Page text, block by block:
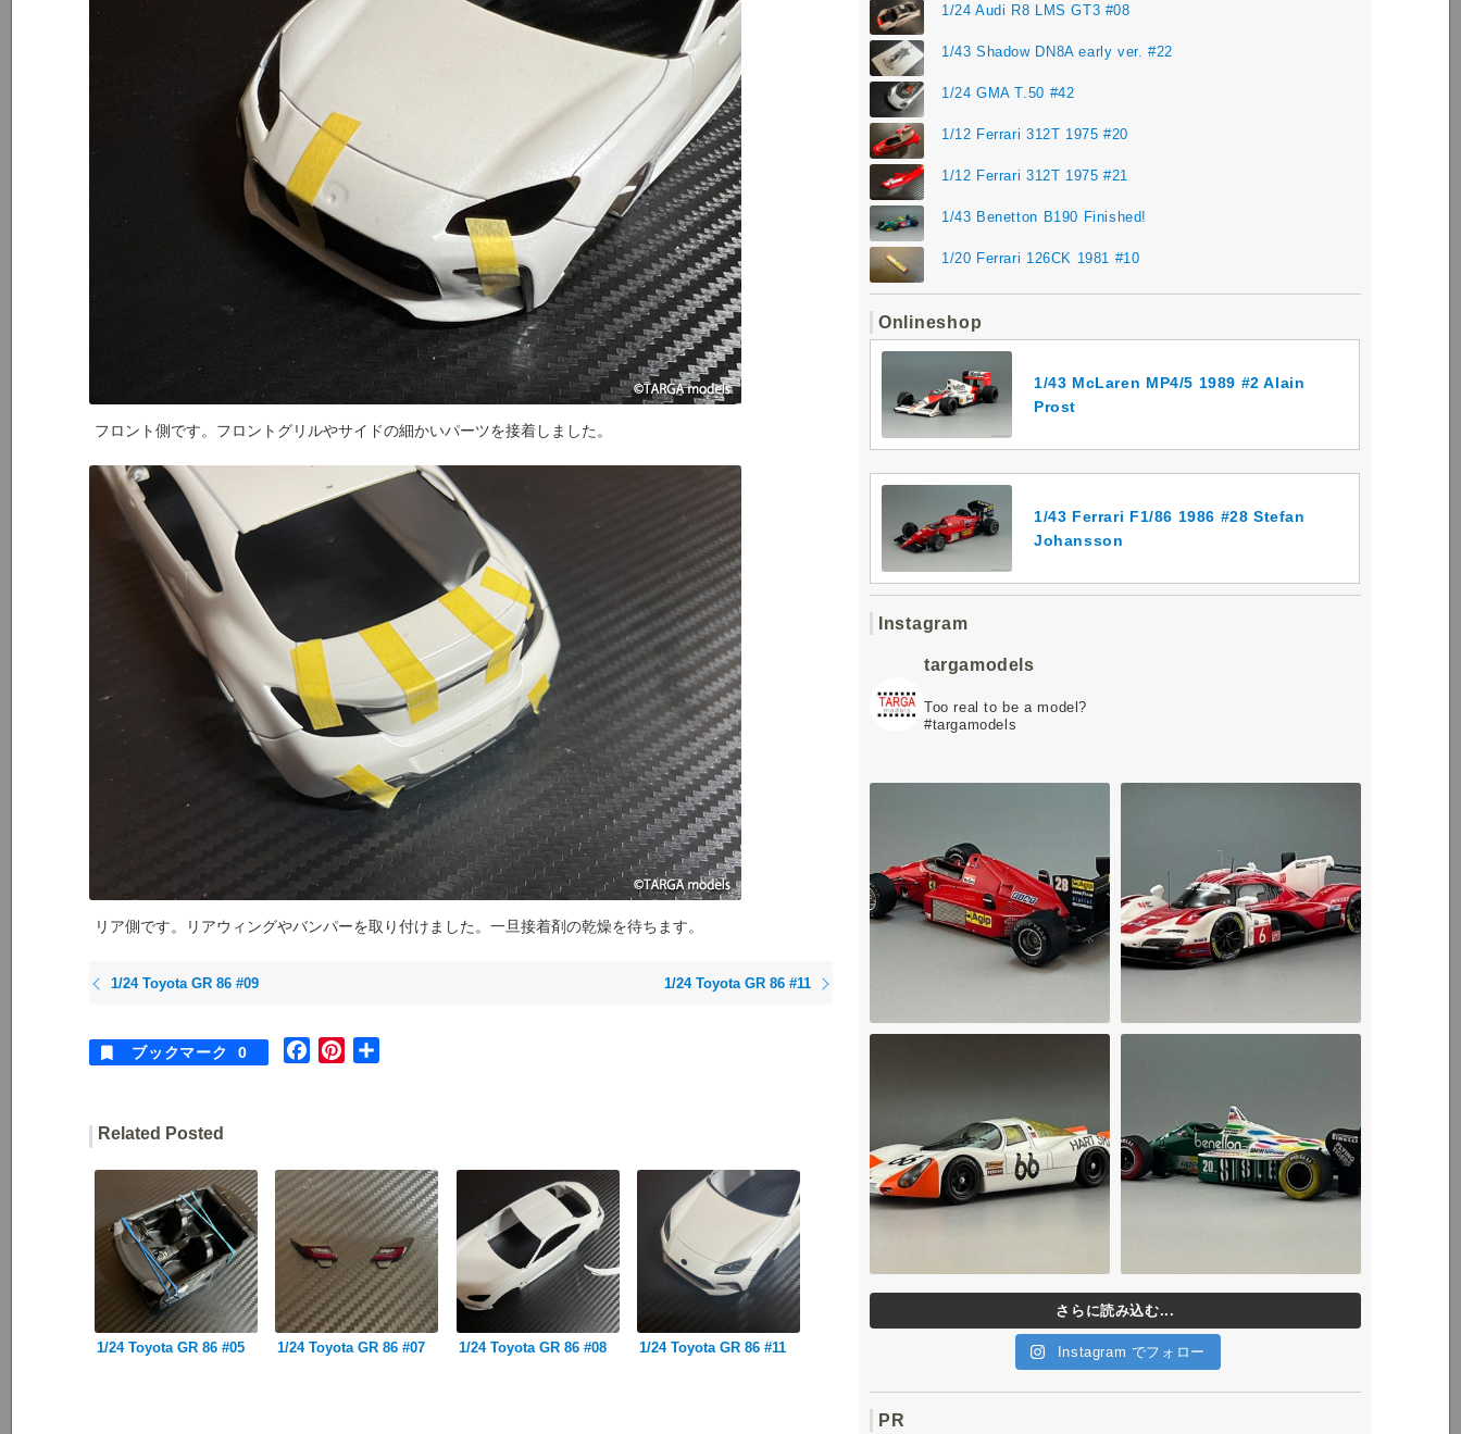
フロント側です。フロントグリルやサイドの細かいパーツを接着しました。
リア側です。リアウィングやバンパーを取り付けました。一旦接着剤の乾燥を待ちます。
1/24 Toyota GR 86 #09 1/24 Toyota GR 86 #11
ブックマーク 0
o
o
k
r
e
s
Related Posted
1/24 Toyota GR 86 #05 1/24 Toyota GR 86 #07 1/24 Toyota GR 86 #08 1/24 Toyota GR 86 #11
1/24 Audi R8 LMS GT3 #08
1/43 Shadow DN8A early ver. #22
1/24 GMA T.50 #42
1/12 Ferrari 312T 1975 #20
1/12 Ferrari 312T 1975 #21
1/43 Benetton B190 Finished!
1/20 Ferrari 126CK 1981 #10
Onlineshop
1/43 McLaren MP4/5 1989 #2 Alain
Prost
1/43 Ferrari F1/86 1986 #28 Stefan
Johansson
Instagram
targamodels
Too real to be a model?
#targamodels
さらに読み込む...
Instagram でフォロー
PR